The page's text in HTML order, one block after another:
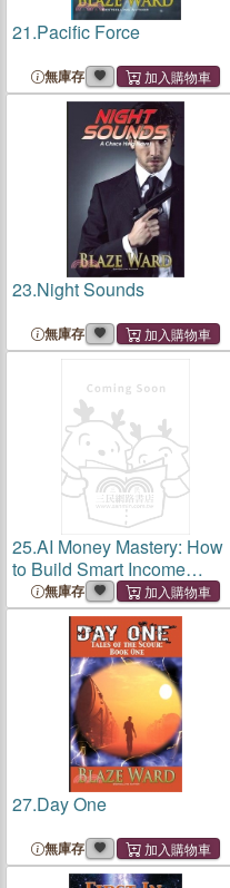
21.Pacific Force
無庫存
23.Night Sounds
無庫存
25.AI Money Mastery: How
to Build Smart Income
Streams with ChatGPT &
Automation
無庫存
27.Day One
無庫存